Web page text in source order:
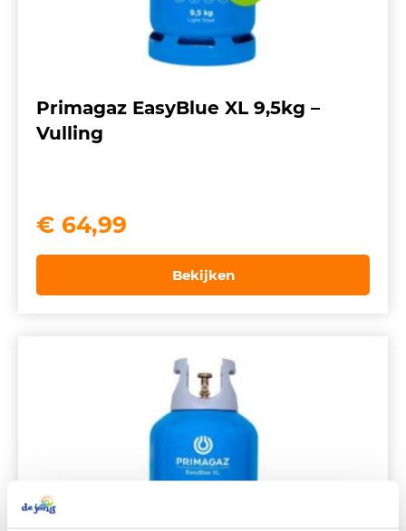
Primagaz EasyBlue XL 9,5kg –
Vulling
€ 64,99
Bekijken